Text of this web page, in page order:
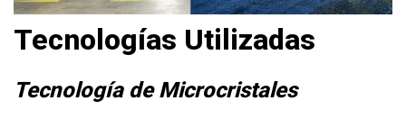
Tecnologías Utilizadas
Tecnología de Microcristales